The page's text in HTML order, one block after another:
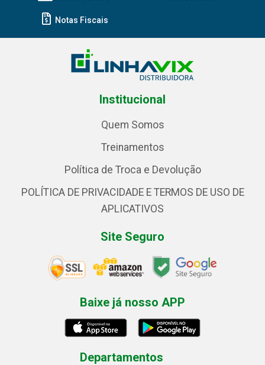
Notas Fiscais
Institucional
Quem Somos
Treinamentos
Política de Troca e Devolução
POLÍTICA DE PRIVACIDADE E TERMOS DE USO DE
APLICATIVOS
Site Seguro
Baixe já nosso APP
Departamentos